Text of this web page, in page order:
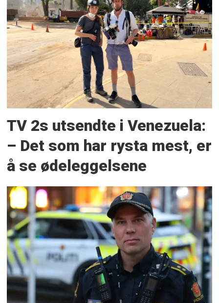
TV 2s utsendte i Venezuela:
– Det som har rysta mest, er
å se ødeleggelsene